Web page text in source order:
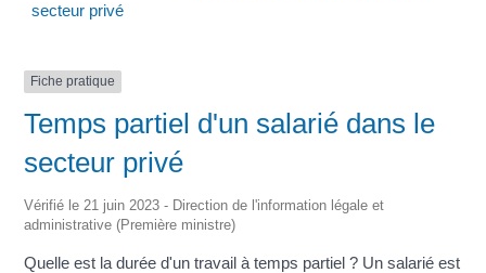
secteur privé
Fiche pratique
Temps partiel d'un salarié dans le
secteur privé
Vérifié le 21 juin 2023 - Direction de l'information légale et
administrative (Première ministre)
Quelle est la durée d'un travail à temps partiel ? Un salarié est